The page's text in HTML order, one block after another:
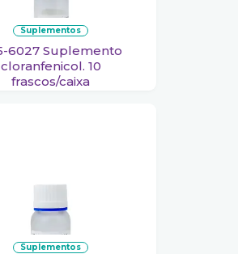
suplementos
cloranfenicol. 10
frascos/caixa
suplementos